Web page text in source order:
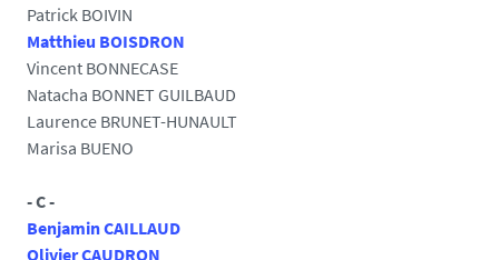
Patrick BOIVIN
Matthieu BOISDRON
Vincent BONNECASE
Natacha BONNET GUILBAUD
Laurence BRUNET-HUNAULT
Marisa BUENO
- C -
Benjamin CAILLAUD
Olivier CAUDRON